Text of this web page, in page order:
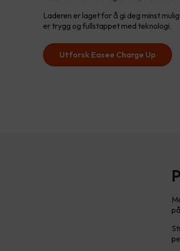
Laderen er laget for å gi deg minst
er trygg og fullstappet med teknologi.
Utforsk Easee Charge Up